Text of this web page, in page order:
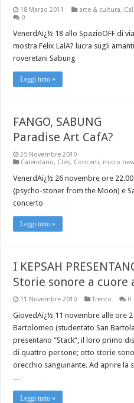
18 Marzo 2011 arte & cultura,
0
VenerdAï¿½ 18 allo SpazioOFF di
mostra Felix LalA? lucra sugli
roveretani Sabung
Leggi tutto »
FANGO, SABUNG
Paradise Art CafA?
25 Novembre 2010
Calendario, Cles, Concerti, micro
VenerdAï¿½ 26 novembre ore
(psycho-stoner from the Moon) e
concerto
Leggi tutto »
I KEPSAH
Storie sonore a cuore
11 Novembre 2010 Trento 0
GiovedAï¿½ 11 novembre alle ore
Bartolomeo (studentato San
presentano “Stack“, il loro primo
di quattro persone; otto storie
orecchio sanguinante. Ad aprire la
Leggi tutto »